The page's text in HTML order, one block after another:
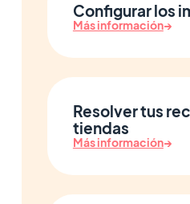
Configurar los
Más información→
Resolver tus
tiendas
Más información→